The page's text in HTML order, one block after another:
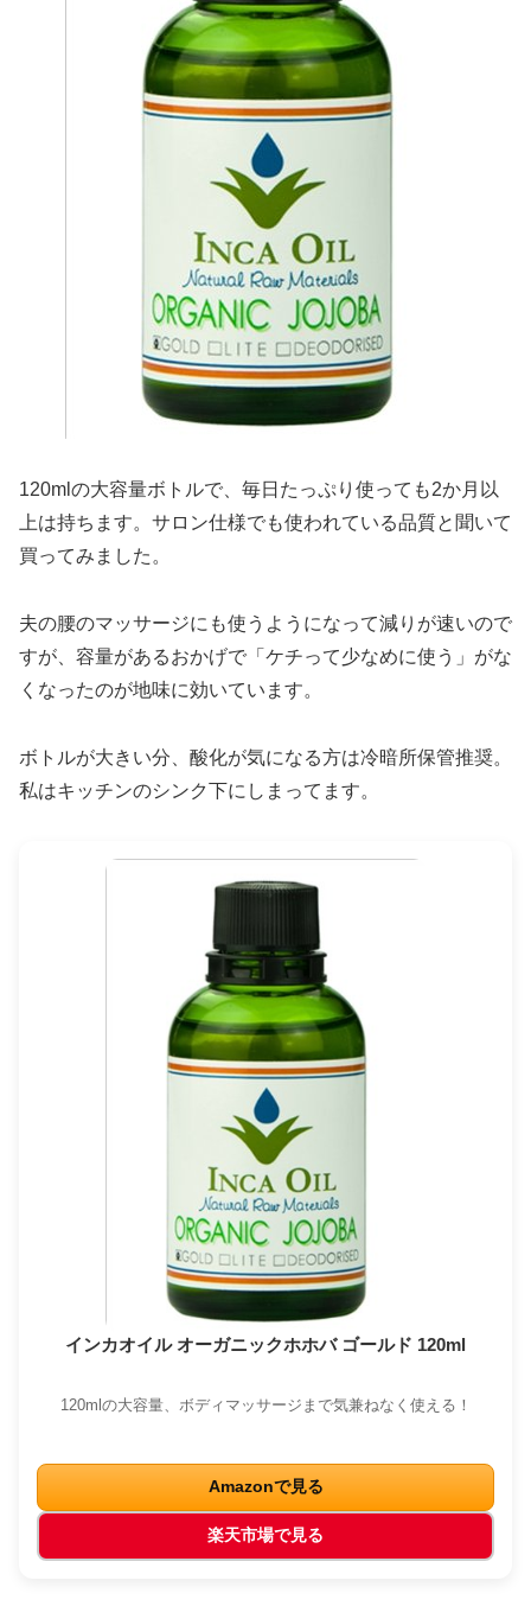
120mlの大容量ボトルで、毎日たっぷり使っても2か月以
上は持ちます。サロン仕様でも使われている品質と聞いて
買ってみました。
夫の腰のマッサージにも使うようになって減りが速いので
すが、容量があるおかげで「ケチって少なめに使う」がな
くなったのが地味に効いています。
ボトルが大きい分、酸化が気になる方は冷暗所保管推奨。
私はキッチンのシンク下にしまってます。
インカオイル オーガニックホホバ ゴールド 120ml
120mlの大容量、ボディマッサージまで気兼ねなく使える！
Amazonで見る
楽天市場で見る